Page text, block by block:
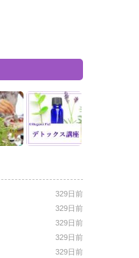
329日前
329日前
329日前
329日前
329日前